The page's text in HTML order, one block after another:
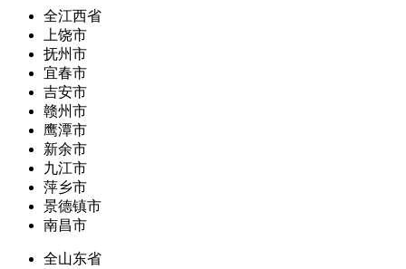
全江西省
上饶市
抚州市
宜春市
吉安市
赣州市
鹰潭市
新余市
九江市
萍乡市
景德镇市
南昌市
全山东省